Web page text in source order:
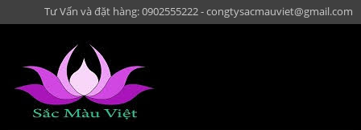
Tư Vấn và đặt hàng: 0902555222 - congtysacmauviet@gmail.com